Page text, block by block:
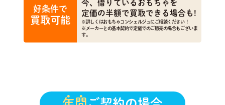
好条件で
買取可能
今、借りているおもちゃを
定価の半額で買取できる場合も!
※詳しくはおもちゃコンシェルジュにご相談ください！
※メーカーとの基本契約で定価でのご販売の場合もございま
す。